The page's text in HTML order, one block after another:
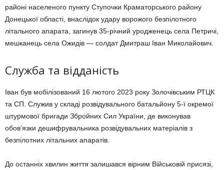
районі населеного пункту Ступочки Краматорського району
Донецької області, внаслідок удару ворожого безпілотного
літального апарата, загинув 35-річний уродженець села Петричі,
мешканець села Ожидів — солдат Дмитраш Іван Миколайович.
Служба та відданість
Іван був мобілізований 16 лютого 2023 року Золочівським РТЦК
та СП. Служив у складі розвідувального батальйону 5-ї окремої
штурмової бригади Збройних Сил України, де виконував
обов’язки дешифрувальника розвідувальних матеріалів з
безпілотних літальних апаратів.
До останніх хвилин життя залишався вірним Військовій присязі,